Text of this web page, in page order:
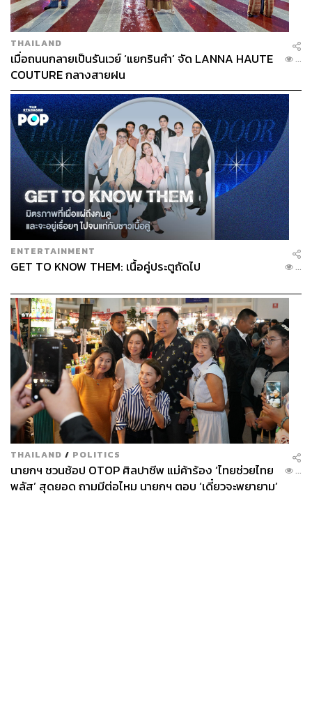
THAILAND
เมื่อถนนกลายเป็นรันเวย์ ‘แยกรินคำ’ จัด LANNA HAUTE
COUTURE กลางสายฝน
...
ENTERTAINMENT
GET TO KNOW THEM: เนื้อคู่ประตูถัดไป ...
THAILAND / POLITICS
นายกฯ ชวนช้อป OTOP ศิลปาชีพ แม่ค้าร้อง ‘ไทยช่วยไทย
พลัส’ สุดยอด ถามมีต่อไหม นายกฯ ตอบ ‘เดี๋ยวจะพยายาม’
...